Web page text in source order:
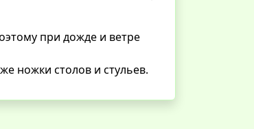
при дожде и ветре
ножки столов и стульев.